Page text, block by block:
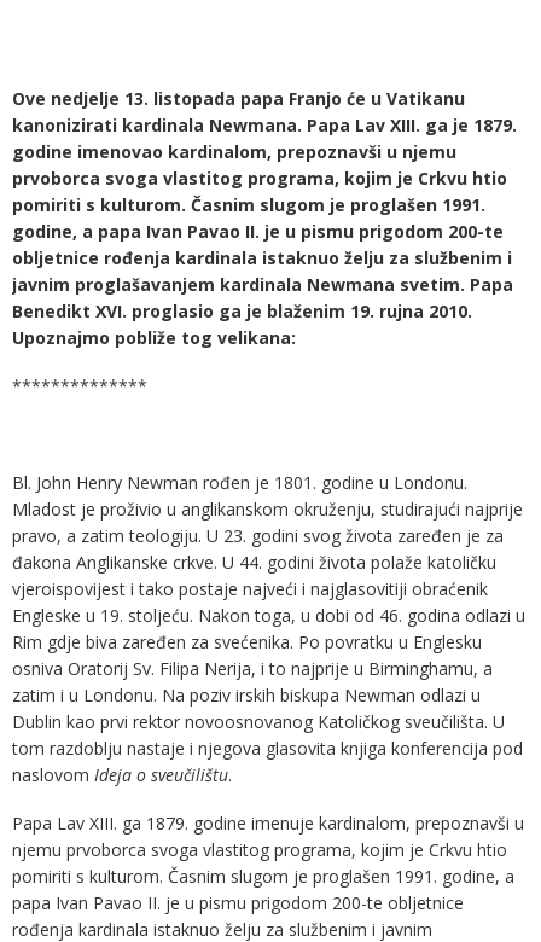
Ove nedjelje 13. listopada papa Franjo će u Vatikanu
kanonizirati kardinala Newmana. Papa Lav XIII. ga je 1879.
godine imenovao kardinalom, prepoznavši u njemu
prvoborca svoga vlastitog programa, kojim je Crkvu htio
pomiriti s kulturom. Časnim slugom je proglašen 1991.
godine, a papa Ivan Pavao II. je u pismu prigodom 200-te
obljetnice rođenja kardinala istaknuo želju za službenim i
javnim proglašavanjem kardinala Newmana svetim. Papa
Benedikt XVI. proglasio ga je blaženim 19. rujna 2010.
Upoznajmo pobliže tog velikana:
**************
Bl. John Henry Newman rođen je 1801. godine u Londonu.
Mladost je proživio u anglikanskom okruženju, studirajući najprije
pravo, a zatim teologiju. U 23. godini svog života zaređen je za
đakona Anglikanske crkve. U 44. godini života polaže katoličku
vjeroispovijest i tako postaje najveći i najglasovitiji obraćenik
Engleske u 19. stoljeću. Nakon toga, u dobi od 46. godina odlazi u
Rim gdje biva zaređen za svećenika. Po povratku u Englesku
osniva Oratorij Sv. Filipa Nerija, i to najprije u Birminghamu, a
zatim i u Londonu. Na poziv irskih biskupa Newman odlazi u
Dublin kao prvi rektor novoosnovanog Katoličkog sveučilišta. U
tom razdoblju nastaje i njegova glasovita knjiga konferencija pod
naslovom Ideja o sveučilištu.
Papa Lav XIII. ga 1879. godine imenuje kardinalom, prepoznavši u
njemu prvoborca svoga vlastitog programa, kojim je Crkvu htio
pomiriti s kulturom. Časnim slugom je proglašen 1991. godine, a
papa Ivan Pavao II. je u pismu prigodom 200-te obljetnice
rođenja kardinala istaknuo želju za službenim i javnim